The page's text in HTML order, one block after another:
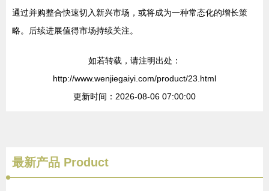
通过并购整合快速切入新兴市场，或将成为一种常态化的增长策
略。后续进展值得市场持续关注。
如若转载，请注明出处：
http://www.wenjiegaiyi.com/product/23.html
更新时间：2026-08-06 07:00:00
最新产品 Product